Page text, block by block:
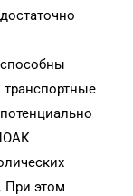
транспортные
При этом